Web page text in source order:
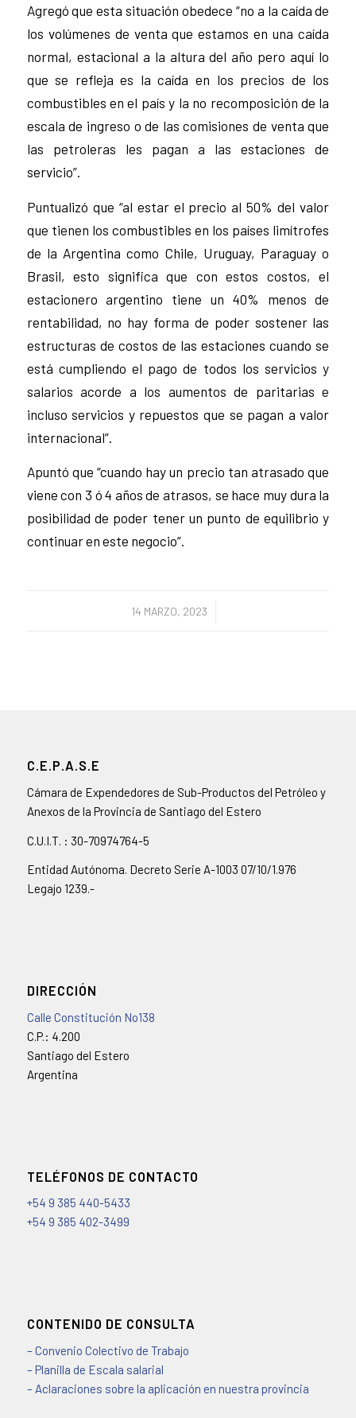
Agregó que esta situación obedece “no a la caída de
los volúmenes de venta que estamos en una caída
normal, estacional a la altura del año pero aquí lo
que se refleja es la caída en los precios de los
combustibles en el país y la no recomposición de la
escala de ingreso o de las comisiones de venta que
las petroleras les pagan a las estaciones de
servicio”.
Puntualizó que “al estar el precio al 50% del valor
que tienen los combustibles en los países limítrofes
de la Argentina como Chile, Uruguay, Paraguay o
Brasil, esto significa que con estos costos, el
estacionero argentino tiene un 40% menos de
rentabilidad, no hay forma de poder sostener las
estructuras de costos de las estaciones cuando se
está cumpliendo el pago de todos los servicios y
salarios acorde a los aumentos de paritarias e
incluso servicios y repuestos que se pagan a valor
internacional”.
Apuntó que “cuando hay un precio tan atrasado que
viene con 3 ó 4 años de atrasos, se hace muy dura la
posibilidad de poder tener un punto de equilibrio y
continuar en este negocio”.
14 MARZO, 2023
/
C.E.P.A.S.E
Cámara de Expendedores de Sub-Productos del Petróleo y
Anexos de la Provincia de Santiago del Estero
C.U.I.T. : 30-70974764-5
Entidad Autónoma. Decreto Serie A-1003 07/10/1.976
Legajo 1239.-
DIRECCIÓN
Calle Constitución No138
C.P.: 4.200
Santiago del Estero
Argentina
TELÉFONOS DE CONTACTO
+54 9 385 440-5433
+54 9 385 402-3499
CONTENIDO DE CONSULTA
– Convenio Colectivo de Trabajo
– Planilla de Escala salarial
– Aclaraciones sobre la aplicación en nuestra provincia